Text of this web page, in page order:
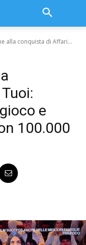
alla conquista di Affari...
e
100.000